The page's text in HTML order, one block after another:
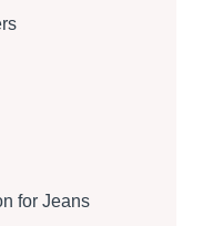
for Jeans